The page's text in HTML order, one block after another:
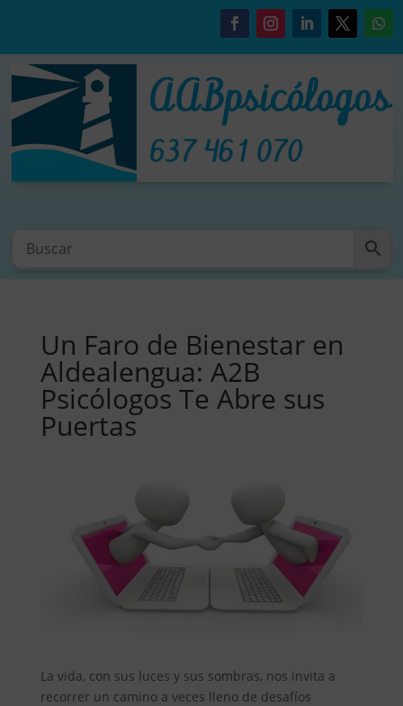
Un Faro de Bienestar en
Aldealengua: A2B
Psicólogos Te Abre sus
Puertas
La vida, con sus luces y sus sombras, nos invita a
recorrer un camino a veces lleno de desafíos